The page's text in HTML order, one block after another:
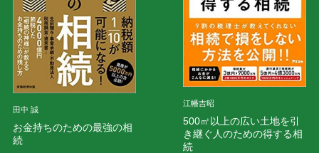
田中 誠
お金持ちのための最強の相
続
江幡吉昭
500㎡以上の広い土地を引
き継ぐ人のための得する相
続